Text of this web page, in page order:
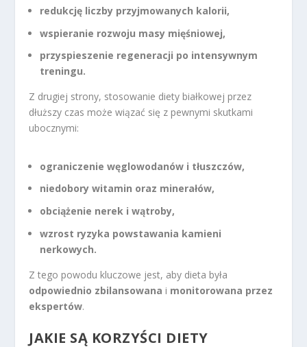
redukcję liczby przyjmowanych kalorii,
wspieranie rozwoju masy mięśniowej,
przyspieszenie regeneracji po intensywnym
treningu.
Z drugiej strony, stosowanie diety białkowej przez
dłuższy czas może wiązać się z pewnymi skutkami
ubocznymi:
ograniczenie węglowodanów i tłuszczów,
niedobory witamin oraz minerałów,
obciążenie nerek i wątroby,
wzrost ryzyka powstawania kamieni
nerkowych.
Z tego powodu kluczowe jest, aby dieta była
odpowiednio zbilansowana i monitorowana przez
ekspertów.
JAKIE SĄ KORZYŚCI DIETY